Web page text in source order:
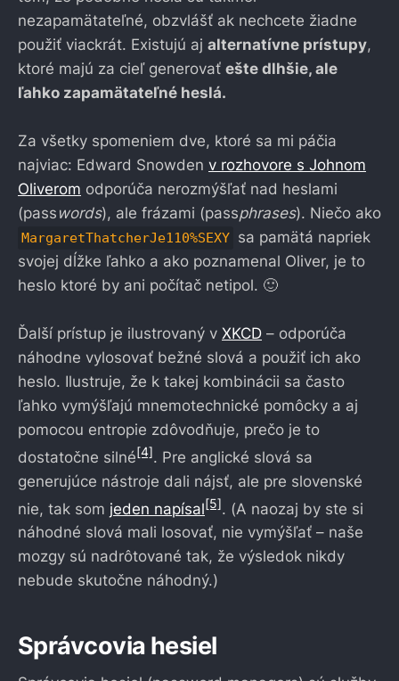
nezapamätateľné, obzvlášť ak nechcete žiadne
použiť viackrát. Existujú aj alternatívne prístupy,
ktoré majú za cieľ generovať ešte dlhšie, ale
ľahko zapamätateľné heslá.
Za všetky spomeniem dve, ktoré sa mi páčia
najviac: Edward Snowden v rozhovore s Johnom
Oliverom odporúča nerozmýšľať nad heslami
(pass words), ale frázami (passphrases). Niečo ako
MargaretThatcherJe110%SEXY sa pamätá napriek
svojej dĺžke ľahko a ako poznamenal Oliver, je to
heslo ktoré by ani počítač netipol. 🙂
Ďalší prístup je ilustrovaný v XKCD – odporúča
náhodne vylosovať bežné slová a použiť ich ako
heslo. Ilustruje, že k takej kombinácii sa často
ľahko vymýšľajú mnemotechnické pomôcky a aj
pomocou entropie zdôvodňuje, prečo je to
dostatočne silné[4]. Pre anglické slová sa
generujúce nástroje dali nájsť, ale pre slovenské
nie, tak som jeden napísal[5]. (A naozaj by ste si
náhodné slová mali losovať, nie vymýšľať – naše
mozgy sú nadrôtované tak, že výsledok nikdy
nebude skutočne náhodný.)
Správcovia hesiel